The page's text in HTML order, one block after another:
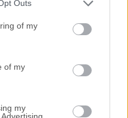
Outs
of my
of my
my